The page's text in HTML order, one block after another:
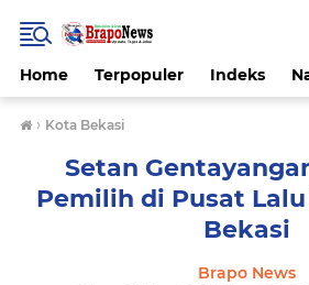
Home Terpopuler Indeks
› Kota Bekasi
Setan
Pemilih di Pusat
Bekasi
Brapo News